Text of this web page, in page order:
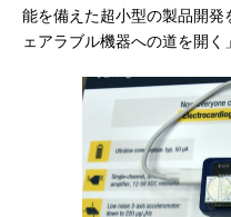
能を備えた超小型の製品開発
ェアラブル機器への道を開く